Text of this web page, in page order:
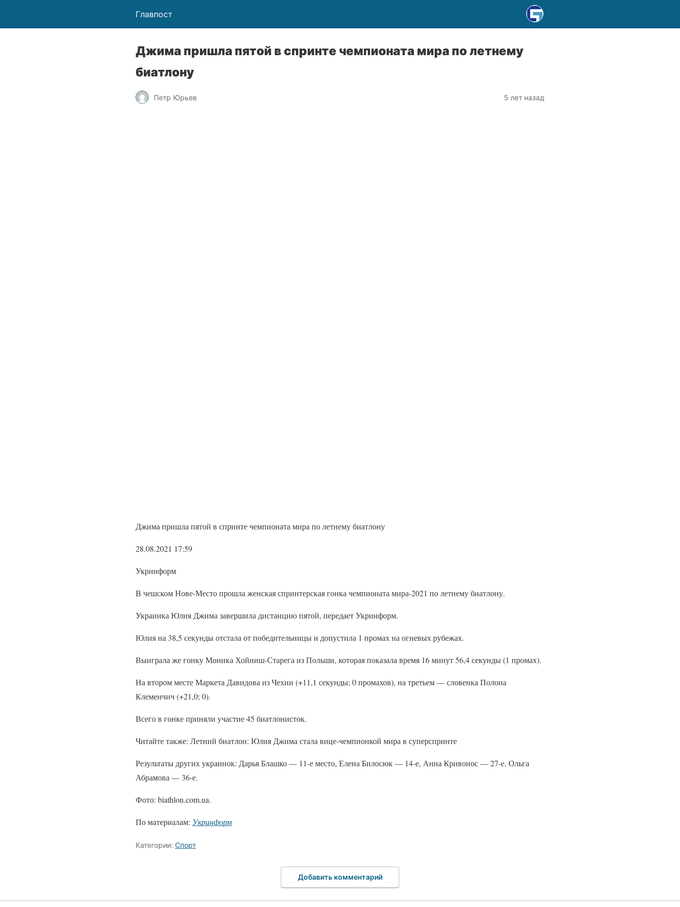
Главпост
Джима пришла пятой в спринте чемпионата мира по летнему
биатлону
Петр Юрьев 5 лет назад
Джима пришла пятой в спринте чемпионата мира по летнему биатлону
28.08.2021 17:59
Укринформ
В чешском Нове-Место прошла женская спринтерская гонка чемпионата мира-2021 по летнему биатлону.
Украинка Юлия Джима завершила дистанцию ​​пятой, передает Укринформ.
Юлия на 38,5 секунды отстала от победительницы и допустила 1 промах на огневых рубежах.
Выиграла же гонку Моника Хойниш-Старега из Польши, которая показала время 16 минут 56,4 секунды (1 промах).
На втором месте Маркета Давидова из Чехии (+11,1 секунды; 0 промахов), на третьем — словенка Полона
Клеменчич (+21,0; 0).
Всего в гонке приняли участие 45 биатлонисток.
Читайте также: Летний биатлон: Юлия Джима стала вице-чемпионкой мира в суперспринте
Результаты других украинок: Дарья Блашко — 11-е место, Елена Билосюк — 14-е, Анна Кривонос — 27-е, Ольга
Абрамова — 36-е.
Фото: biathlon.com.ua.
По материалам: Укринформ
Категории: Спорт
Добавить комментарий